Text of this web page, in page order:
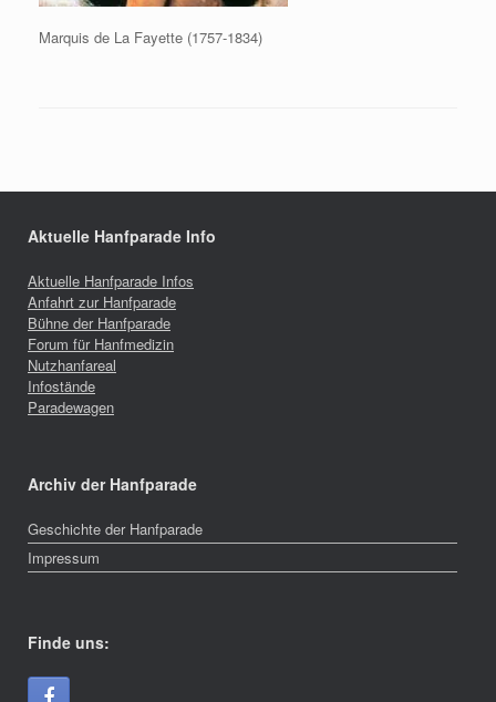
Marquis de La Fayette (1757-1834)
Aktuelle Hanfparade Info
Aktuelle Hanfparade Infos
Anfahrt zur Hanfparade
Bühne der Hanfparade
Forum für Hanfmedizin
Nutzhanfareal
Infostände
Paradewagen
Archiv der Hanfparade
Geschichte der Hanfparade
Impressum
Finde uns: